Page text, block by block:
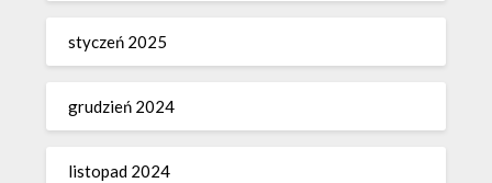
styczeń 2025
grudzień 2024
listopad 2024